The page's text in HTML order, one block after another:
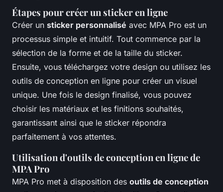
Étapes pour créer un sticker en ligne
Créer un sticker personnalisé avec MPA Pro est un
processus simple et intuitif. Tout commence par la
sélection de la forme et de la taille du sticker.
Ensuite, vous téléchargez votre design ou utilisez les
outils de conception en ligne pour créer un visuel
unique. Une fois le design finalisé, vous pouvez
choisir les matériaux et les finitions souhaités,
garantissant ainsi que le sticker répondra
parfaitement à vos attentes.
Utilisation d'outils de conception en ligne de
MPA Pro
MPA Pro met à disposition des outils de conception